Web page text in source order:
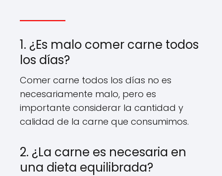
1. ¿Es malo comer carne todos
los días?
Comer carne todos los días no es
necesariamente malo, pero es
importante considerar la cantidad y
calidad de la carne que consumimos.
2. ¿La carne es necesaria en
una dieta equilibrada?